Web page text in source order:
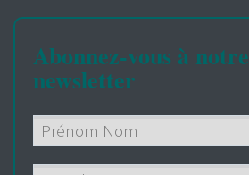
Abonnez-vous à notre
newsletter